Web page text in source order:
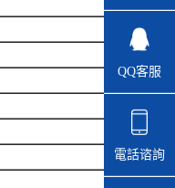
QQ客服
電話谘詢